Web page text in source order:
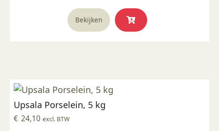
Bekijken
Dit
product
heeft
kan
Upsala Porselein, 5 kg
€ 24,10 excl. BTW